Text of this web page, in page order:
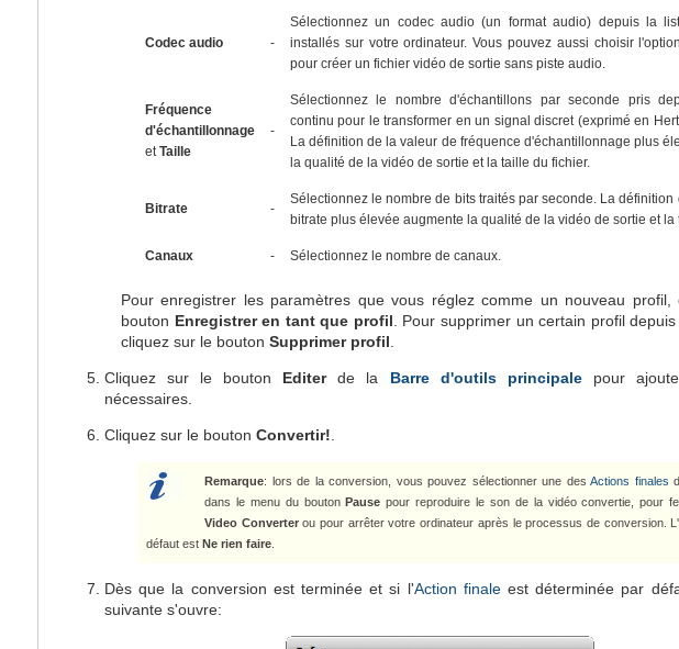
Codec audio -
Sélectionnez un codec audio (un format audio) depuis la
installés sur votre ordinateur. Vous pouvez aussi choisir
pour créer un fichier vidéo de sortie sans piste audio.
Fréquence
d'échantillonnage
etTaille
-
Sélectionnez le nombre d'échantillons par seconde pris
continu pour le transformer en un signal discret (exprimé en
La définition de la valeur de fréquence d'échantillonnage plus
la qualité de la vidéo de sortie et la taille du fichier.
Bitrate -
Sélectionnez le nombre de bits traités par seconde. La définition
bitrate plus élevée augmente la qualité de la vidéo de sortie et la
Canaux - Sélectionnez le nombre de canaux.
Pour enregistrer les paramètres que vous réglez comme un nouveau profil,
bouton Enregistrer en tant que profil . Pour supprimer un certain profil
cliquez sur le bouton Supprimer profil
Cliquez sur le bouton Editerde la Barre d'outils principalepour
nécessaires.
Cliquez sur le bouton Convertir!
Remarque: lors de la conversion, vous pouvez sélectionner une des Actions finales
dans le menu du boutonPause pour reproduire le son de la vidéo convertie, pour
Video Converterou pour arrêter votre ordinateur après le processus de conversion.
défaut est Ne rien faire
Dès que la conversion est terminée et si l'Action finaleest déterminée par
suivante s'ouvre: